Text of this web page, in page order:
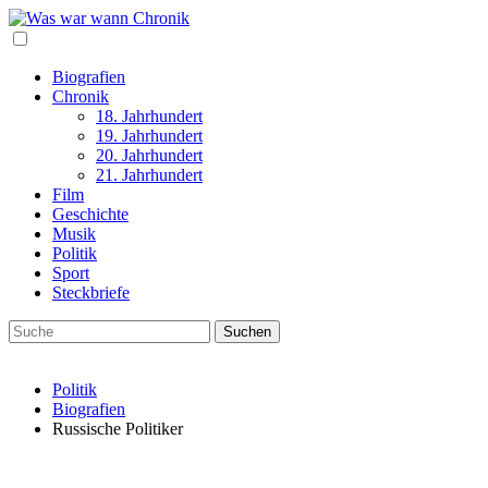
Biografien
Chronik
18. Jahrhundert
19. Jahrhundert
20. Jahrhundert
21. Jahrhundert
Film
Geschichte
Musik
Politik
Sport
Steckbriefe
Politik
Biografien
Russische Politiker